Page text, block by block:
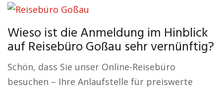
Wieso ist die Anmeldung im Hinblick
auf Reisebüro Goßau sehr vernünftig?
Schön, dass Sie unser Online-Reisebüro
besuchen – Ihre Anlaufstelle für preiswerte